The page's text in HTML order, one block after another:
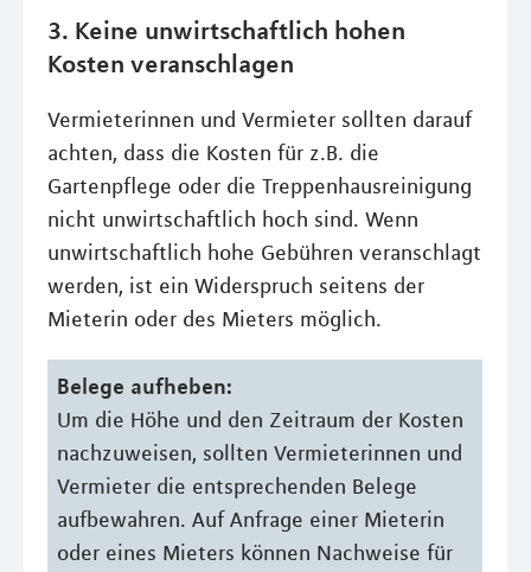
3. Keine unwirtschaftlich hohen
Kosten veranschlagen
Vermieterinnen und Vermieter sollten darauf
achten, dass die Kosten für z.B. die
Gartenpflege oder die Treppenhausreinigung
nicht unwirtschaftlich hoch sind. Wenn
unwirtschaftlich hohe Gebühren veranschlagt
werden, ist ein Widerspruch seitens der
Mieterin oder des Mieters möglich.
Belege aufheben:
Um die Höhe und den Zeitraum der Kosten
nachzuweisen, sollten Vermieterinnen und
Vermieter die entsprechenden Belege
aufbewahren. Auf Anfrage einer Mieterin
oder eines Mieters können Nachweise für